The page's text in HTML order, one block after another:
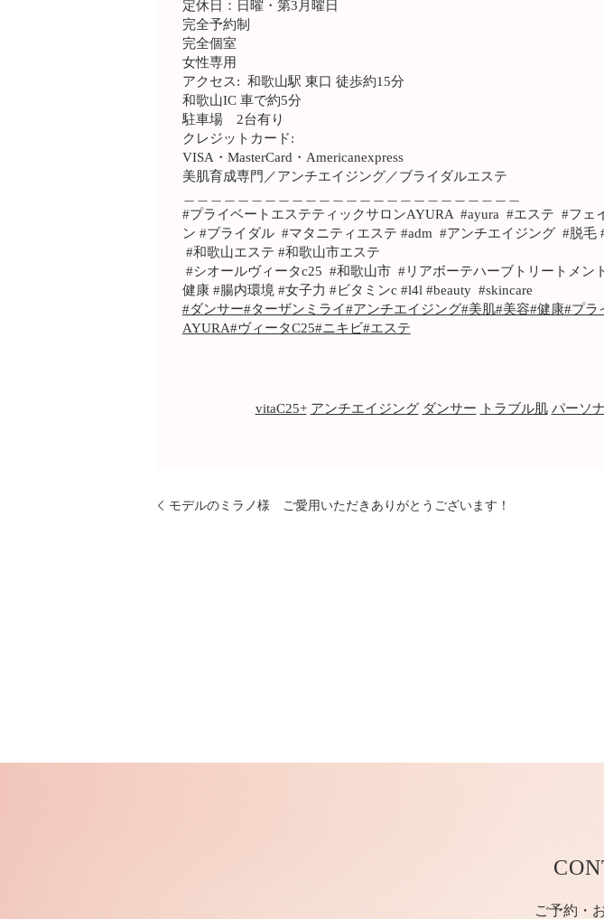
定休日：日曜・第3月曜日
完全予約制
完全個室
女性専用
アクセス: 和歌山駅 東口 徒歩約15分
和歌山IC 車で約5分
駐車場 2台有り
クレジットカード:
VISA・MasterCard・Americanexpress
美肌育成専門／アンチエイジング／ブライダルエステ
#プライベートエステティックサロンAYURA #ayura #エステ #フェ
ン #ブライダル #マタニティエステ #adm #アンチエイジング #脱
#和歌山エステ #和歌山市エステ
#シオールヴィータc25 #和歌山市 #リアボーテハーブトリートメン
健康 #腸内環境 #女子力 #ビタミンc #l4l #beauty #skincare
#ダンサー#ターザンミライ#アンチエイジング#美肌#美容#健康#プラ
AYURA#ヴィータC25#ニキビ#エステ
vitaC25+ アンチエイジング ダンサー トラブル肌 パーソ
モデルのミラノ様 ご愛用いただきありがとうございます！
ご予約・